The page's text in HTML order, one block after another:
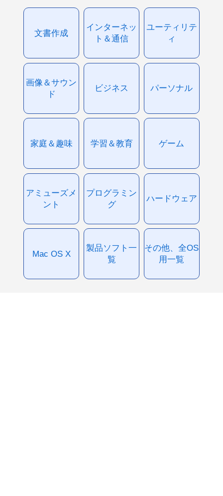
文書作成
インターネッ
ト＆通信
ユーティリテ
ィ
画像＆サウン
ド
ビジネス パーソナル
家庭＆趣味 学習＆教育 ゲーム
アミューズメ
ント
プログラミン
グ
ハードウェア
Mac OS X
製品ソフト一
覧
その他、全OS
用一覧